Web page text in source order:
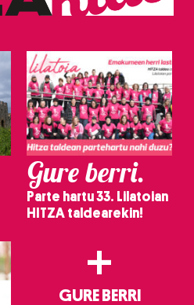
Gure berri.
Parte hartu 33. Lilatoian
HITZA taldearekin!
+
GURE BERRI